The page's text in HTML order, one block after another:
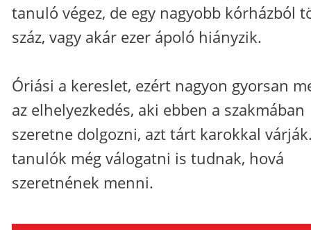
tanuló végez, de egy nagyobb kórházból
száz, vagy akár ezer ápoló hiányzik.
Óriási a kereslet, ezért nagyon gyorsan
az elhelyezkedés, aki ebben a szakmában
szeretne dolgozni, azt tárt karokkal
tanulók még válogatni is tudnak, hová
szeretnének menni.